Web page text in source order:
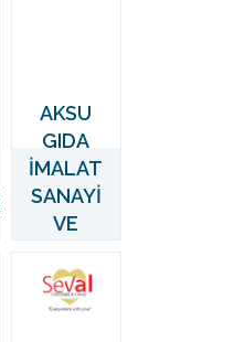
AKSU
GIDA
İMALAT
SANAYİ
VE
LTD. ŞTİ.